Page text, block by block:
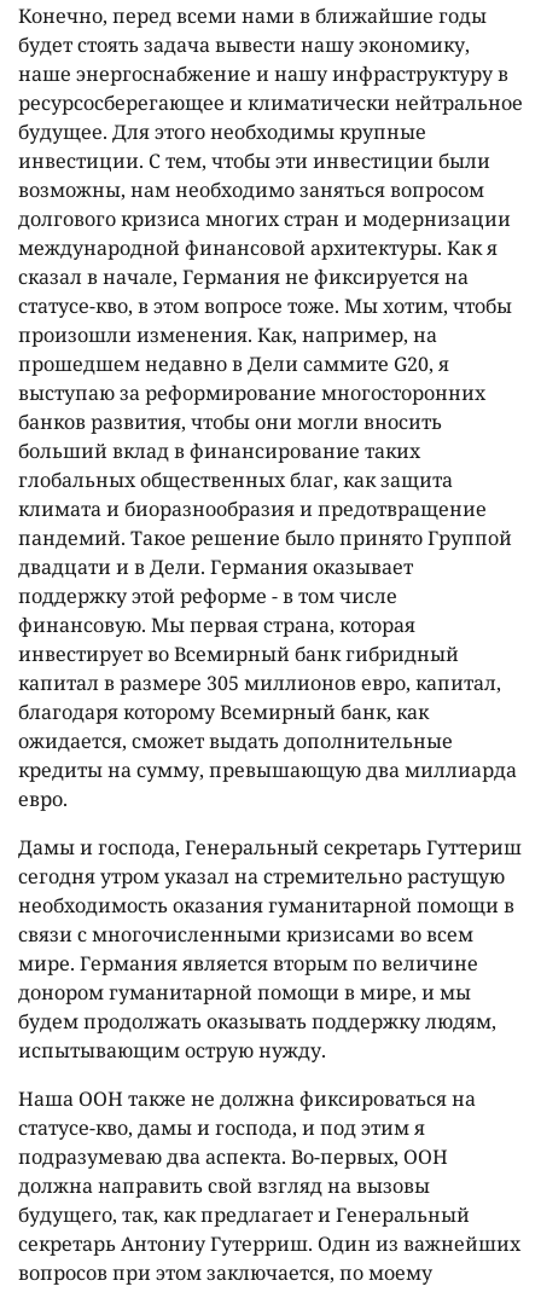
Конечно, перед всеми нами в ближайшие годы
будет стоять задача вывести нашу экономику,
наше энергоснабжение и нашу инфраструктуру в
ресурсосберегающее и климатически нейтральное
будущее. Для этого необходимы крупные
инвестиции. С тем, чтобы эти инвестиции были
возможны, нам необходимо заняться вопросом
долгового кризиса многих стран и модернизации
международной финансовой архитектуры. Как я
сказал в начале, Германия не фиксируется на
статусе-кво, в этом вопросе тоже. Мы хотим, чтобы
произошли изменения. Как, например, на
прошедшем недавно в Дели саммите G20, я
выступаю за реформирование многосторонних
банков развития, чтобы они могли вносить
больший вклад в финансирование таких
глобальных общественных благ, как защита
климата и биоразнообразия и предотвращение
пандемий. Такое решение было принято Группой
двадцати и в Дели. Германия оказывает
поддержку этой реформе - в том числе
финансовую. Мы первая страна, которая
инвестирует во Всемирный банк гибридный
капитал в размере 305 миллионов евро, капитал,
благодаря которому Всемирный банк, как
ожидается, сможет выдать дополнительные
кредиты на сумму, превышающую два миллиарда
евро.
Дамы и господа, Генеральный секретарь Гуттериш
сегодня утром указал на стремительно растущую
необходимость оказания гуманитарной помощи в
связи с многочисленными кризисами во всем
мире. Германия является вторым по величине
донором гуманитарной помощи в мире, и мы
будем продолжать оказывать поддержку людям,
испытывающим острую нужду.
Наша ООН также не должна фиксироваться на
статусе-кво, дамы и господа, и под этим я
подразумеваю два аспекта. Во-первых, ООН
должна направить свой взгляд на вызовы
будущего, так, как предлагает и Генеральный
секретарь Антониу Гутерриш. Один из важнейших
вопросов при этом заключается, по моему